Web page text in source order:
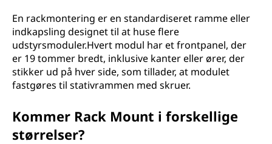
En rackmontering er en standardiseret ramme eller
indkapsling designet til at huse flere
udstyrsmoduler.Hvert modul har et frontpanel, der
er 19 tommer bredt, inklusive kanter eller ører, der
stikker ud på hver side, som tillader, at modulet
fastgøres til stativrammen med skruer.
Kommer Rack Mount i forskellige
størrelser?